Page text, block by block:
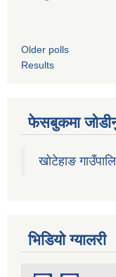
Older polls
Results
फेसबुकमा
खोटेहाङ
भिडियाे ग्यालरी